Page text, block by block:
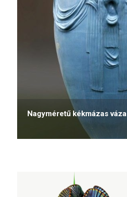
Nagyméretű kékmázas váza